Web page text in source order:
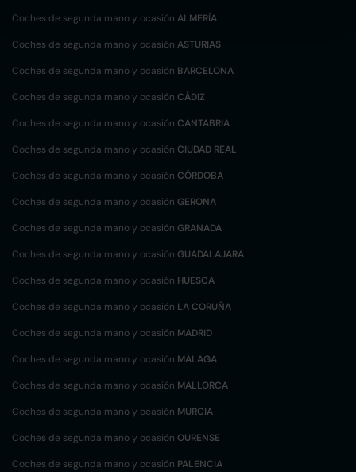
Coches de segunda mano y ocasión ALMERÍA
Coches de segunda mano y ocasión ASTURIAS
Coches de segunda mano y ocasión BARCELONA
Coches de segunda mano y ocasión CÁDIZ
Coches de segunda mano y ocasión CANTABRIA
Coches de segunda mano y ocasión CIUDAD REAL
Coches de segunda mano y ocasión CÓRDOBA
Coches de segunda mano y ocasión GERONA
Coches de segunda mano y ocasión GRANADA
Coches de segunda mano y ocasión GUADALAJARA
Coches de segunda mano y ocasión HUESCA
Coches de segunda mano y ocasión LA CORUÑA
Coches de segunda mano y ocasión MADRID
Coches de segunda mano y ocasión MÁLAGA
Coches de segunda mano y ocasión MALLORCA
Coches de segunda mano y ocasión MURCIA
Coches de segunda mano y ocasión OURENSE
Coches de segunda mano y ocasión PALENCIA